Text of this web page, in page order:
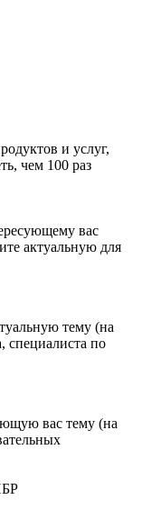
и услуг,
чем 100 раз
вас
актуальную для
тему (на
специалиста по
вас тему (на